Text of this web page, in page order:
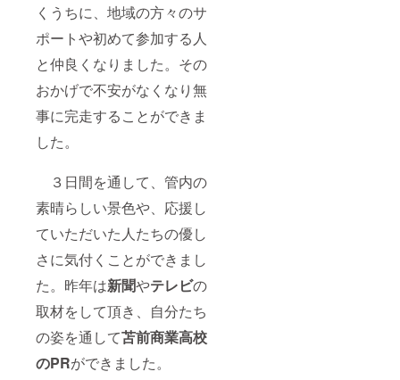
くうちに、地域の方々のサ
ポートや初めて参加する人
と仲良くなりました。その
おかげで不安がなくなり無
事に完走することができま
した。
３日間を通して、管内の
素晴らしい景色や、応援し
ていただいた人たちの優し
さに気付くことができまし
た。昨年は新聞やテレビの
取材をして頂き、自分たち
の姿を通して苫前商業高校
のPRができました。